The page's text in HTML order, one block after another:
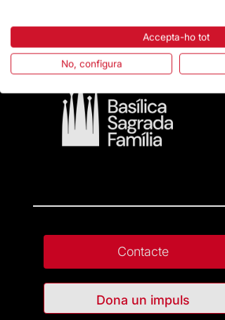
Contacte
Dona un impuls
Accepta-ho tot
No, configura